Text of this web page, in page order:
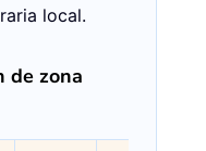
local.
de zona